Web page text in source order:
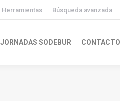
Herramientas Búsqueda avanzada
JORNADAS SODEBUR CONTACTO